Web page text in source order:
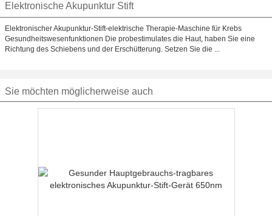
Elektronische Akupunktur Stift
Elektronischer Akupunktur-Stift-elektrische Therapie-Maschine für Krebs
Gesundheitswesenfunktionen Die probestimulates die Haut, haben Sie eine
Richtung des Schiebens und der Erschütterung. Setzen Sie die ...
Sie möchten möglicherweise auch